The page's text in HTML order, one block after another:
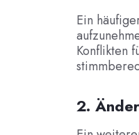
Ein
Konflikten
2.